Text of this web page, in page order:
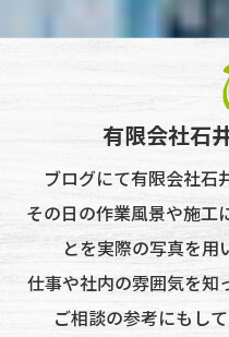
有限会社石
ブログにて有限会社石
その日の作業風景や施工
とを実際の写真を用
仕事や社内の雰囲気を知
ご相談の参考にもし